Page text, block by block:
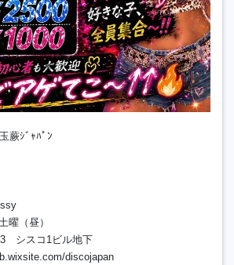
蕨ｼﾞｬﾊﾟﾝ
曜（昼）
シスコ1ビル地下
discojapan